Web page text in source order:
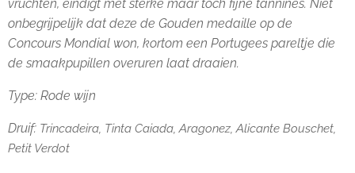
vruchten, eindigt met sterke maar toch fijne tannines. Niet
onbegrijpelijk dat deze de Gouden medaille op de
Concours Mondial won, kortom een Portugees pareltje die
de smaakpupillen overuren laat draaien.
Type: Rode wijn
Druif: Trincadeira, Tinta Caiada, Aragonez, Alicante Bouschet,
Petit Verdot